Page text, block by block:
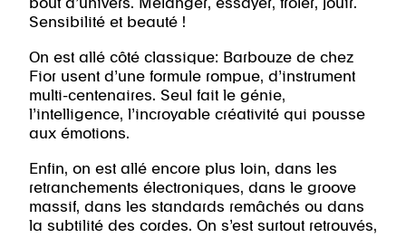
bout d’univers. Mélanger, essayer, frôler, jouir.
Sensibilité et beauté !
On est allé côté classique: Barbouze de chez
Fior usent d’une formule rompue, d’instrument
multi-centenaires. Seul fait le génie,
l’intelligence, l’incroyable créativité qui pousse
aux émotions.
Enfin, on est allé encore plus loin, dans les
retranchements électroniques, dans le groove
massif, dans les standards remâchés ou dans
la subtilité des cordes. On s’est surtout retrouvés,